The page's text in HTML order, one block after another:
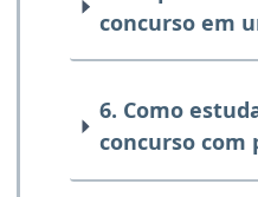
concurso em
6. Como
concurso com